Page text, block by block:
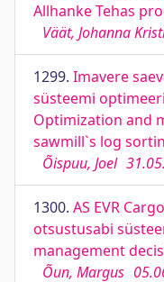
Allhanke Tehas
Väät, Johanna
1299. Imavere
süsteemi
Optimization and
sawmill`s log
Õispuu, Joel
1300. AS EVR
otsustusabi
management
Õun, Margus